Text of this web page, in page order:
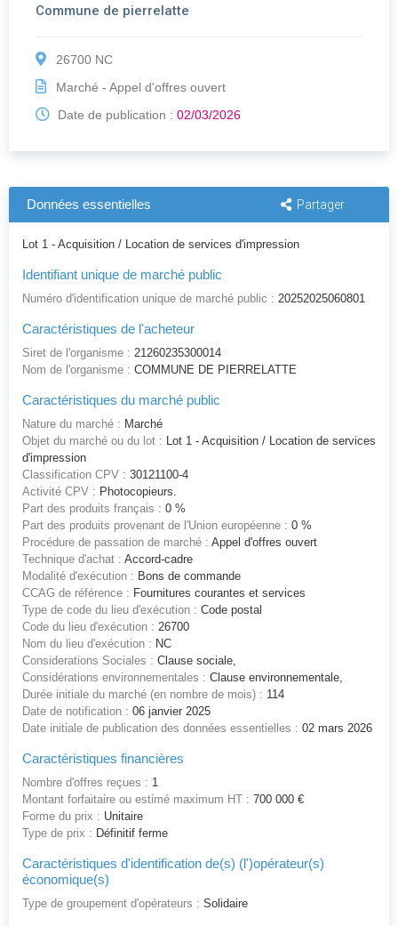
Commune de pierrelatte
26700 NC
Marché - Appel d'offres ouvert
Date de publication : 02/03/2026
Données essentielles Partager
Lot 1 - Acquisition / Location de services d'impression
Identifiant unique de marché public
Numéro d'identification unique de marché public : 20252025060801
Caractéristiques de l'acheteur
Siret de l'organisme : 21260235300014
Nom de l'organisme : COMMUNE DE PIERRELATTE
Caractéristiques du marché public
Nature du marché : Marché
Objet du marché ou du lot : Lot 1 - Acquisition / Location de services
d'impression
Classification CPV : 30121100-4
Activité CPV : Photocopieurs.
Part des produits français : 0 %
Part des produits provenant de l'Union européenne : 0 %
Procédure de passation de marché : Appel d'offres ouvert
Technique d'achat : Accord-cadre
Modalité d'exécution : Bons de commande
CCAG de référence : Fournitures courantes et services
Type de code du lieu d'exécution : Code postal
Code du lieu d'exécution : 26700
Nom du lieu d'exécution : NC
Considerations Sociales : Clause sociale,
Considérations environnementales : Clause environnementale,
Durée initiale du marché (en nombre de mois) : 114
Date de notification : 06 janvier 2025
Date initiale de publication des données essentielles : 02 mars 2026
Caractéristiques financières
Nombre d'offres reçues : 1
Montant forfaitaire ou estimé maximum HT : 700 000 €
Forme du prix : Unitaire
Type de prix : Définitif ferme
Caractéristiques d'identification de(s) (l')opérateur(s)
économique(s)
Type de groupement d'opérateurs : Solidaire